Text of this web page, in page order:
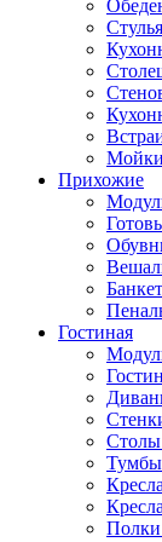
Стулья
Мойки
Прихожие
Гостиная
Кресла
Полки